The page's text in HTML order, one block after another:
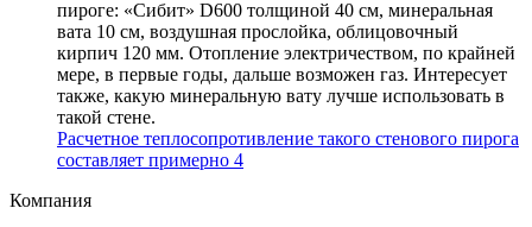
пироге: «Сибит» D600 толщиной 40 см, минеральная
вата 10 см, воздушная прослойка, облицовочный
кирпич 120 мм. Отопление электричеством, по крайней
мере, в первые годы, дальше возможен газ. Интересует
также, какую минеральную вату лучше использовать в
такой стене.
Расчетное теплосопротивление такого стенового пирога
составляет примерно 4
Компания